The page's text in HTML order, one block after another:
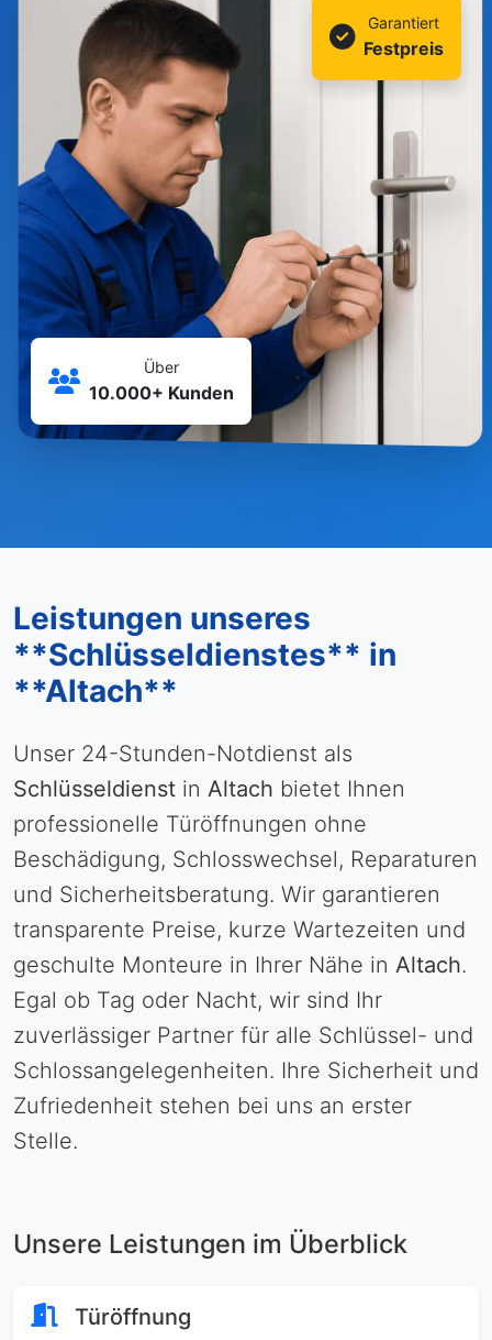
Garantiert
Festpreis
Über
10.000+ Kunden
Leistungen unseres
**Schlüsseldienstes** in
**Altach**
Unser 24-Stunden-Notdienst als
Schlüsseldienst in Altach bietet Ihnen
professionelle Türöffnungen ohne
Beschädigung, Schlosswechsel, Reparaturen
und Sicherheitsberatung. Wir garantieren
transparente Preise, kurze Wartezeiten und
geschulte Monteure in Ihrer Nähe in Altach.
Egal ob Tag oder Nacht, wir sind Ihr
zuverlässiger Partner für alle Schlüssel- und
Schlossangelegenheiten. Ihre Sicherheit und
Zufriedenheit stehen bei uns an erster
Stelle.
Unsere Leistungen im Überblick
Türöffnung